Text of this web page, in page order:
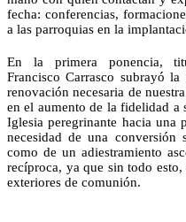
fecha: conferencias,
a las parroquias en la
En la primera ponencia,
Francisco Carrasco subrayó
renovación necesaria de
en el aumento de la fidelidad a
Iglesia peregrinante hacia una
necesidad de una
como de un adiestramiento
recíproca, ya que sin todo
exteriores de comunión.